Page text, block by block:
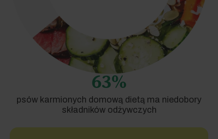
63%
psów karmionych domową dietą ma niedobory
składników odżywczych